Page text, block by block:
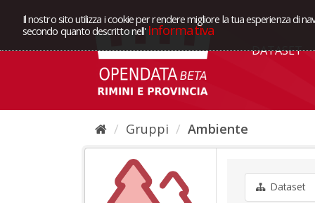
Il nostro sito utilizza i cookie per rendere migliore la tua esperienza di
secondo quanto descritto nell' Informativa
DATASET
Gruppi Ambiente
Dataset